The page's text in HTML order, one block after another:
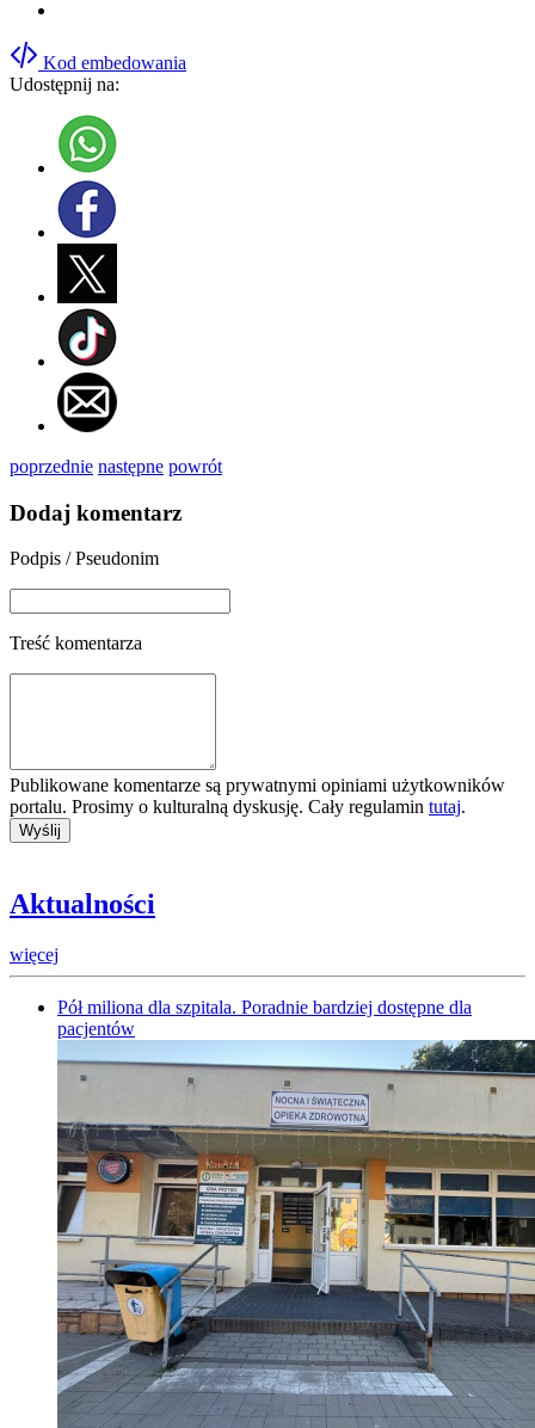
Kod embedowania
Udostępnij na:
poprzednie następne powrót
Dodaj komentarz
Podpis / Pseudonim
Treść komentarza
Publikowane komentarze są prywatnymi opiniami użytkowników
portalu. Prosimy o kulturalną dyskusję. Cały regulamin tutaj.
Aktualności
więcej
Pół miliona dla szpitala. Poradnie bardziej dostępne dla
pacjentów